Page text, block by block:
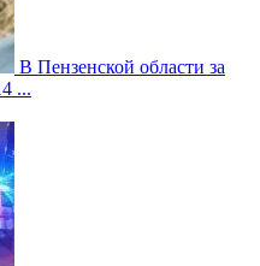
В Пензенской области за
...